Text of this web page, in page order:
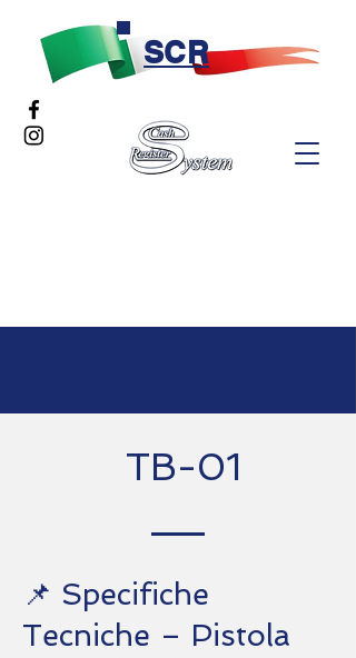
SCR
TB-01
📌 Specifiche
Tecniche – Pistola